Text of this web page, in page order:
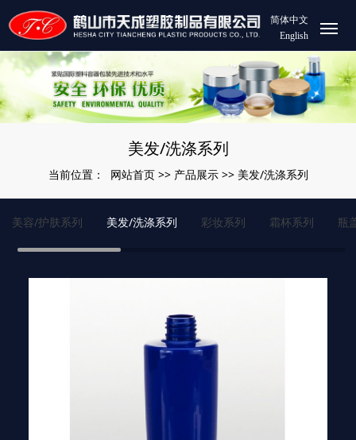
简体中文
English
美发/洗涤系列
当前位置： 网站首页 >> 产品展示 >> 美发/洗涤系列
美容/护肤系列 美发/洗涤系列 彩妆系列 霜杯系列 瓶